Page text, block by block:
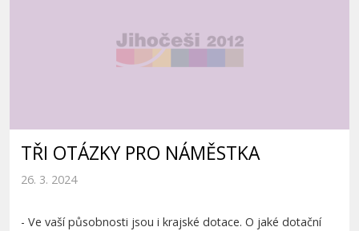
TŘI OTÁZKY PRO NÁMĚSTKA
26. 3. 2024
- Ve vaší působnosti jsou i krajské dotace. O jaké dotační